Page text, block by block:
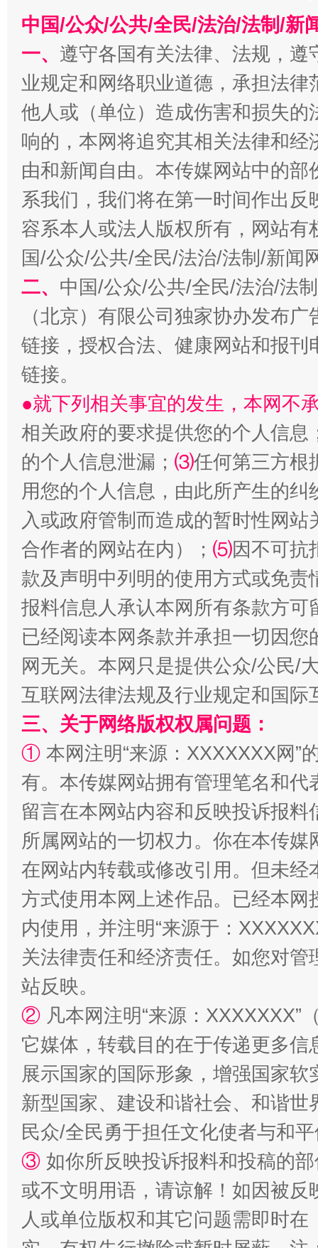
千年窑火 生生不息 一
揭开“小金库”的免责幌子
受贿1.44亿！段成刚被判无期 从幼
全民健身五年计划来了！等你上场
阿坝州三大球赛在茂县开幕 规模
扯下公款旅游的“隐身衣” 如何以
中国/公众/公共/全民/法治/法制/新
一、 遵守各国有关法律、法规，
业规定和网络职业道德，承担法
他人或（单位）造成伤害和损失
响的，本网将追究其相关法律和
由和新闻自由。本传媒网站中的
系我们，我们将在第一时间作出
容系本人或法人版权所有，网站
国/公众/公共/全民/法治/法制/新闻
二、 中国/公众/公共/全民/法治/法
（北京）有限公司独家协办发布
链接，授权合法、健康网站和报
链接。
●就下列相关事宜的发生，本网不
相关政府的要求提供您的个人信息
的个人信息泄漏； ⑶任何第三方根
用您的个人信息，由此所产生的纠
入或政府管制而造成的暂时性网
合作者的网站在内）； ⑸因不可抗
款及声明中列明的使用方式或免责
报料信息人承认本网所有条款方
已经阅读本网条款并承担一切因
网无关。本网只是提供公众/公民/
互联网法律法规及行业规定和国
三、关于网络版权权属问题：
① 本网注明“来源：XXXXXXX网”
有。本传媒网站拥有管理笔名和
留言在本网站内容和反映投诉报
所属网站的一切权力。你在本传
在网站内转载或修改引用。但未
方式使用本网上述作品。已经本
内使用，并注明“来源于：
关法律责任和经济责任。如您对
站反映。
② 凡本网注明“来源：
它媒体，转载目的在于传递更多
展示国家的国际形象，增强国家
新型国家、建设和谐社会、和谐
民众/全民勇于担任文化使者与和
③ 如你所反映投诉报料和投稿的
或不文明用语，请谅解！如因被
人或单位版权和其它问题需即时在